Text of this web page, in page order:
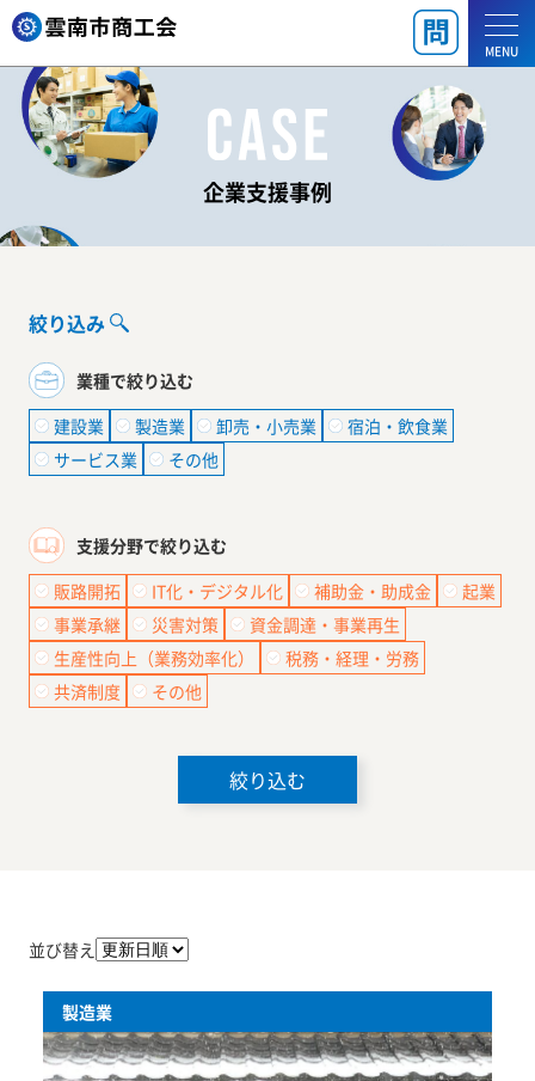
MENU
企業支援事例
絞り込み
業種で絞り込む
建設業
製造業 卸売・小売業
宿泊・飲食業
サービス業
その他
支援分野で絞り込む
販路開拓
IT化・デジタル化 補助金・助成金
起業
事業承継
災害対策
資金調達・事業再生
生産性向上（業務効率化）
税務・経理・労務
共済制度
その他
絞り込む
並び替え
製造業